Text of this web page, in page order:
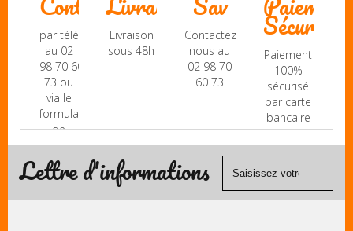
par téléphone
au 02
98 70 60
73 ou
via le
formulaire
de
contact
Livraison
sous 48h
Contactez-
nous au
02 98 70
60 73
Sécurisé
Paiement
100%
sécurisé
par carte
bancaire
(Mastercard,
Visa, ...) et
Lettre d'informations